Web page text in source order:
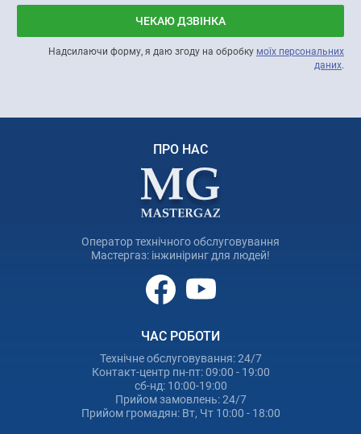
ЧЕКАЮ ДЗВІНКА
Надсилаючи форму, я даю згоду на обробку моїх персональних
даних.
ПРО НАС
Оператор технічного обслуговування
Мастергаз: інжиніринг для людей!
ЧАС РОБОТИ
Технічне обслуговування: 24/7
Контакт-центр пн-пт: 09:00 - 19:00
сб-нд: 10:00-19:00
Прийом замовлень: 24/7
Прийом громадян: Вт, Чт 10:00 - 18:00